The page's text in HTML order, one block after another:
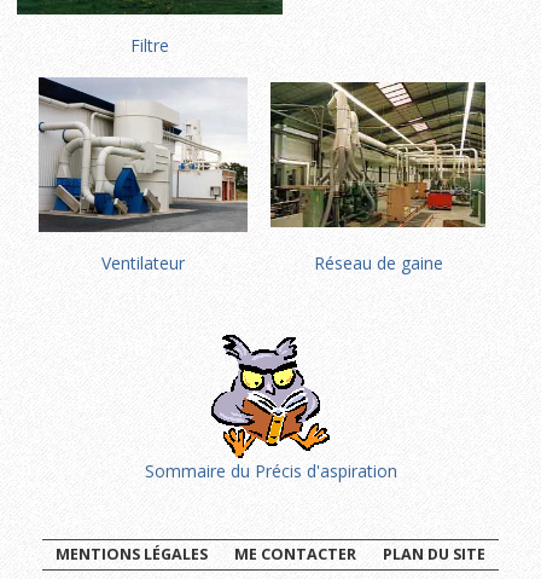
Filtre
Ventilateur Réseau de gaine
Sommaire du Précis d'aspiration
MENTIONS LÉGALES ME CONTACTER PLAN DU SITE